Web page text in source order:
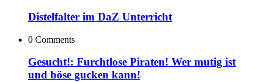
Distelfalter im DaZ Unterricht
0 Comments
Gesucht!: Furchtlose Piraten! Wer mutig ist
und böse gucken kann!